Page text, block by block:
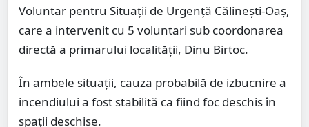
Voluntar pentru Situații de Urgență Călinești-Oaș,
care a intervenit cu 5 voluntari sub coordonarea
directă a primarului localității, Dinu Birtoc.
În ambele situații, cauza probabilă de izbucnire a
incendiului a fost stabilită ca fiind foc deschis în
spații deschise.